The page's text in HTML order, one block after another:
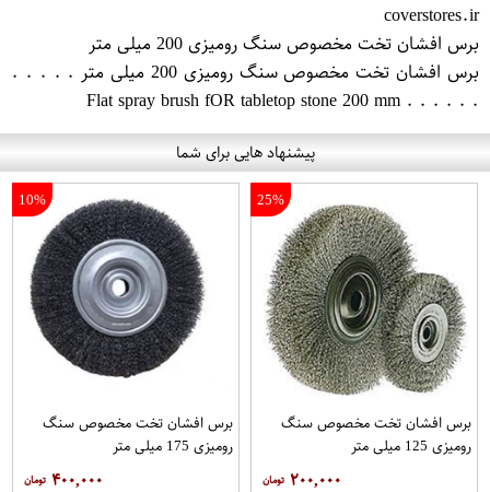
coverstores.ir
برس افشان تخت مخصوص سنگ رومیزی 200 میلی متر
برس افشان تخت مخصوص سنگ رومیزی 200 میلی متر . . . . .
. . . . . . Flat spray brush fO​R tabletop stone 200 mm
پیشنهاد هایی برای شما
25%
برس افشان تخت مخصوص سنگ
رومیزی 125 میلی متر
۲۰۰,۰۰۰
10%
برس افشان تخت مخصوص سنگ
رومیزی 175 میلی متر
۴۰۰,۰۰۰